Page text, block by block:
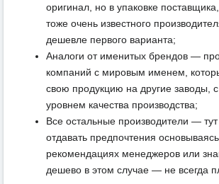
оригинал, но в упаковке
тоже очень известного
дешевле первого варианта;
Аналоги от именитых брендов —
компаний с мировым именем,
свою продукцию на другие заводы,
уровнем качества производства;
Все остальные производители — тут
отдавать предпочтения
рекомендациях менеджеров или
дешево в этом случае — не всегда